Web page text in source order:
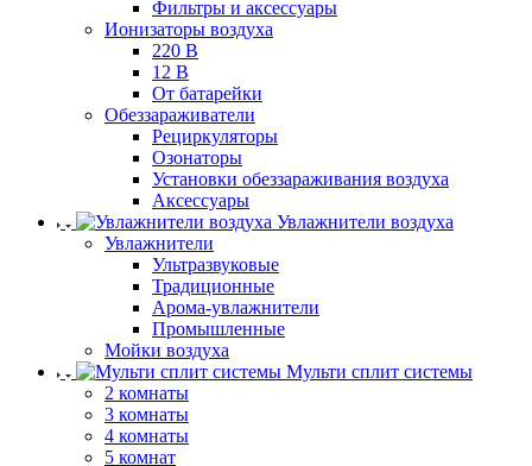
Фильтры и аксессуары
Ионизаторы воздуха
220 В
12 В
От батарейки
Обеззараживатели
Рециркуляторы
Озонаторы
Установки обеззараживания воздуха
Аксессуары
Увлажнители воздуха
Увлажнители
Ультразвуковые
Традиционные
Арома-увлажнители
Промышленные
Мойки воздуха
Мульти сплит системы
2 комнаты
3 комнаты
4 комнаты
5 комнат